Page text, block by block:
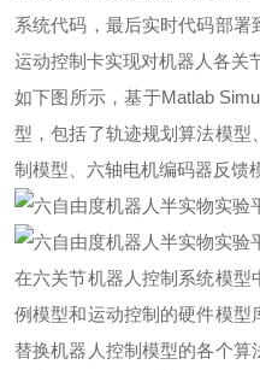
系统代码，最后实时代码部
运动控制卡实现对机器人各关
如下图所示，基于Matlab
型，包括了轨迹规划算法模
制模型、六轴电机编码器反馈
在六关节机器人控制系统模
例模型和运动控制的硬件模
替换机器人控制模型的各个